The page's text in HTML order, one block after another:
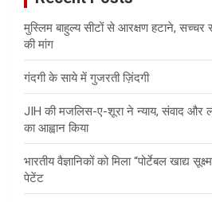
मुस्लिम बाहुल्य सीटों से आरक्षण हटाने, सच्चर
की मांग
गंदगी के साये में गुजरती ज़िंदगी
JIH की मजलिस-ए-शूरा ने न्याय, संवाद और
का आह्वान किया
भारतीय वैज्ञानिकों को मिला “पोर्टेबल खाद्य
पेटेंट